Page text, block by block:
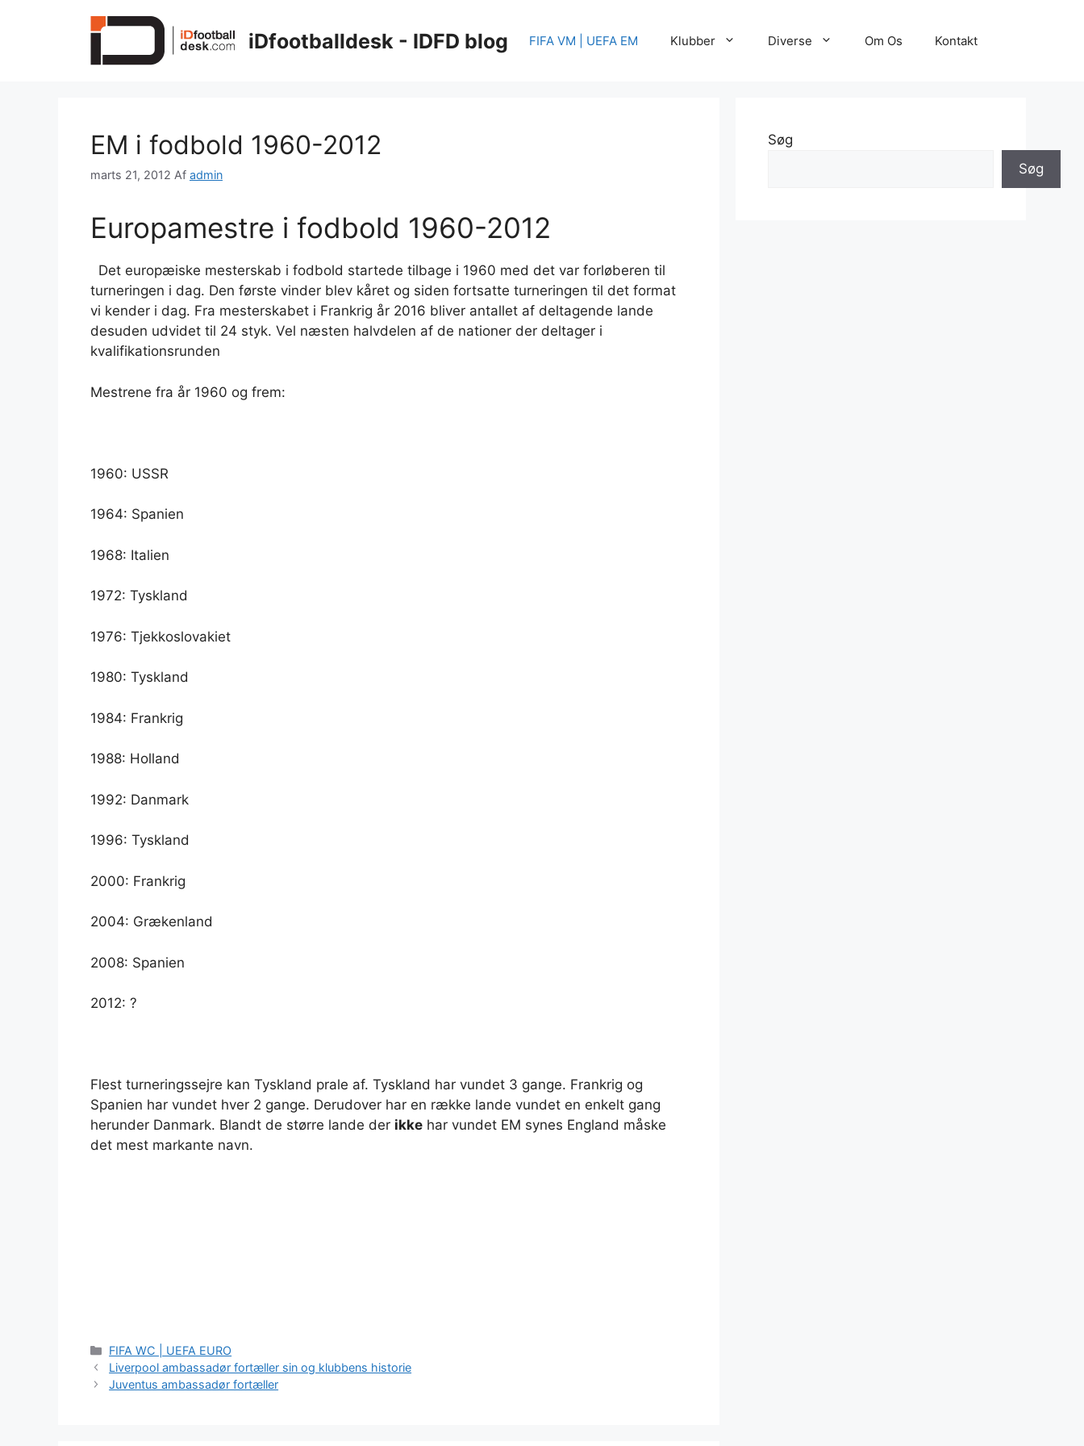
iDfootballdesk - IDFD blog FIFA VM | UEFA EM Klubber Diverse Om Os Kontakt
EM i fodbold 1960-2012
marts 21, 2012 Af admin
Europamestre i fodbold 1960-2012
Det europæiske mesterskab i fodbold startede tilbage i 1960 med det var forløberen til
turneringen i dag. Den første vinder blev kåret og siden fortsatte turneringen til det format
vi kender i dag. Fra mesterskabet i Frankrig år 2016 bliver antallet af deltagende lande
desuden udvidet til 24 styk. Vel næsten halvdelen af de nationer der deltager i
kvalifikationsrunden
Mestrene fra år 1960 og frem:
1960: USSR
1964: Spanien
1968: Italien
1972: Tyskland
1976: Tjekkoslovakiet
1980: Tyskland
1984: Frankrig
1988: Holland
1992: Danmark
1996: Tyskland
2000: Frankrig
2004: Grækenland
2008: Spanien
2012: ?
Flest turneringssejre kan Tyskland prale af. Tyskland har vundet 3 gange. Frankrig og
Spanien har vundet hver 2 gange. Derudover har en række lande vundet en enkelt gang
herunder Danmark. Blandt de større lande der ikke har vundet EM synes England måske
det mest markante navn.
Kategorier
FIFA WC | UEFA EURO
Liverpool ambassadør fortæller sin og klubbens historie
Juventus ambassadør fortæller
Søg
Søg